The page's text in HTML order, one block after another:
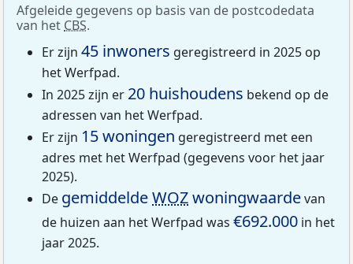
Afgeleide gegevens op basis van de postcodedata
van het CBS.
Er zijn 45 inwoners geregistreerd in 2025 op
het Werfpad.
In 2025 zijn er 20 huishoudens bekend op de
adressen van het Werfpad.
Er zijn 15 woningen geregistreerd met een
adres met het Werfpad (gegevens voor het jaar
2025).
De gemiddeldeWOZwoningwaardevan
de huizen aan het Werfpad was €692.000 in het
jaar 2025.